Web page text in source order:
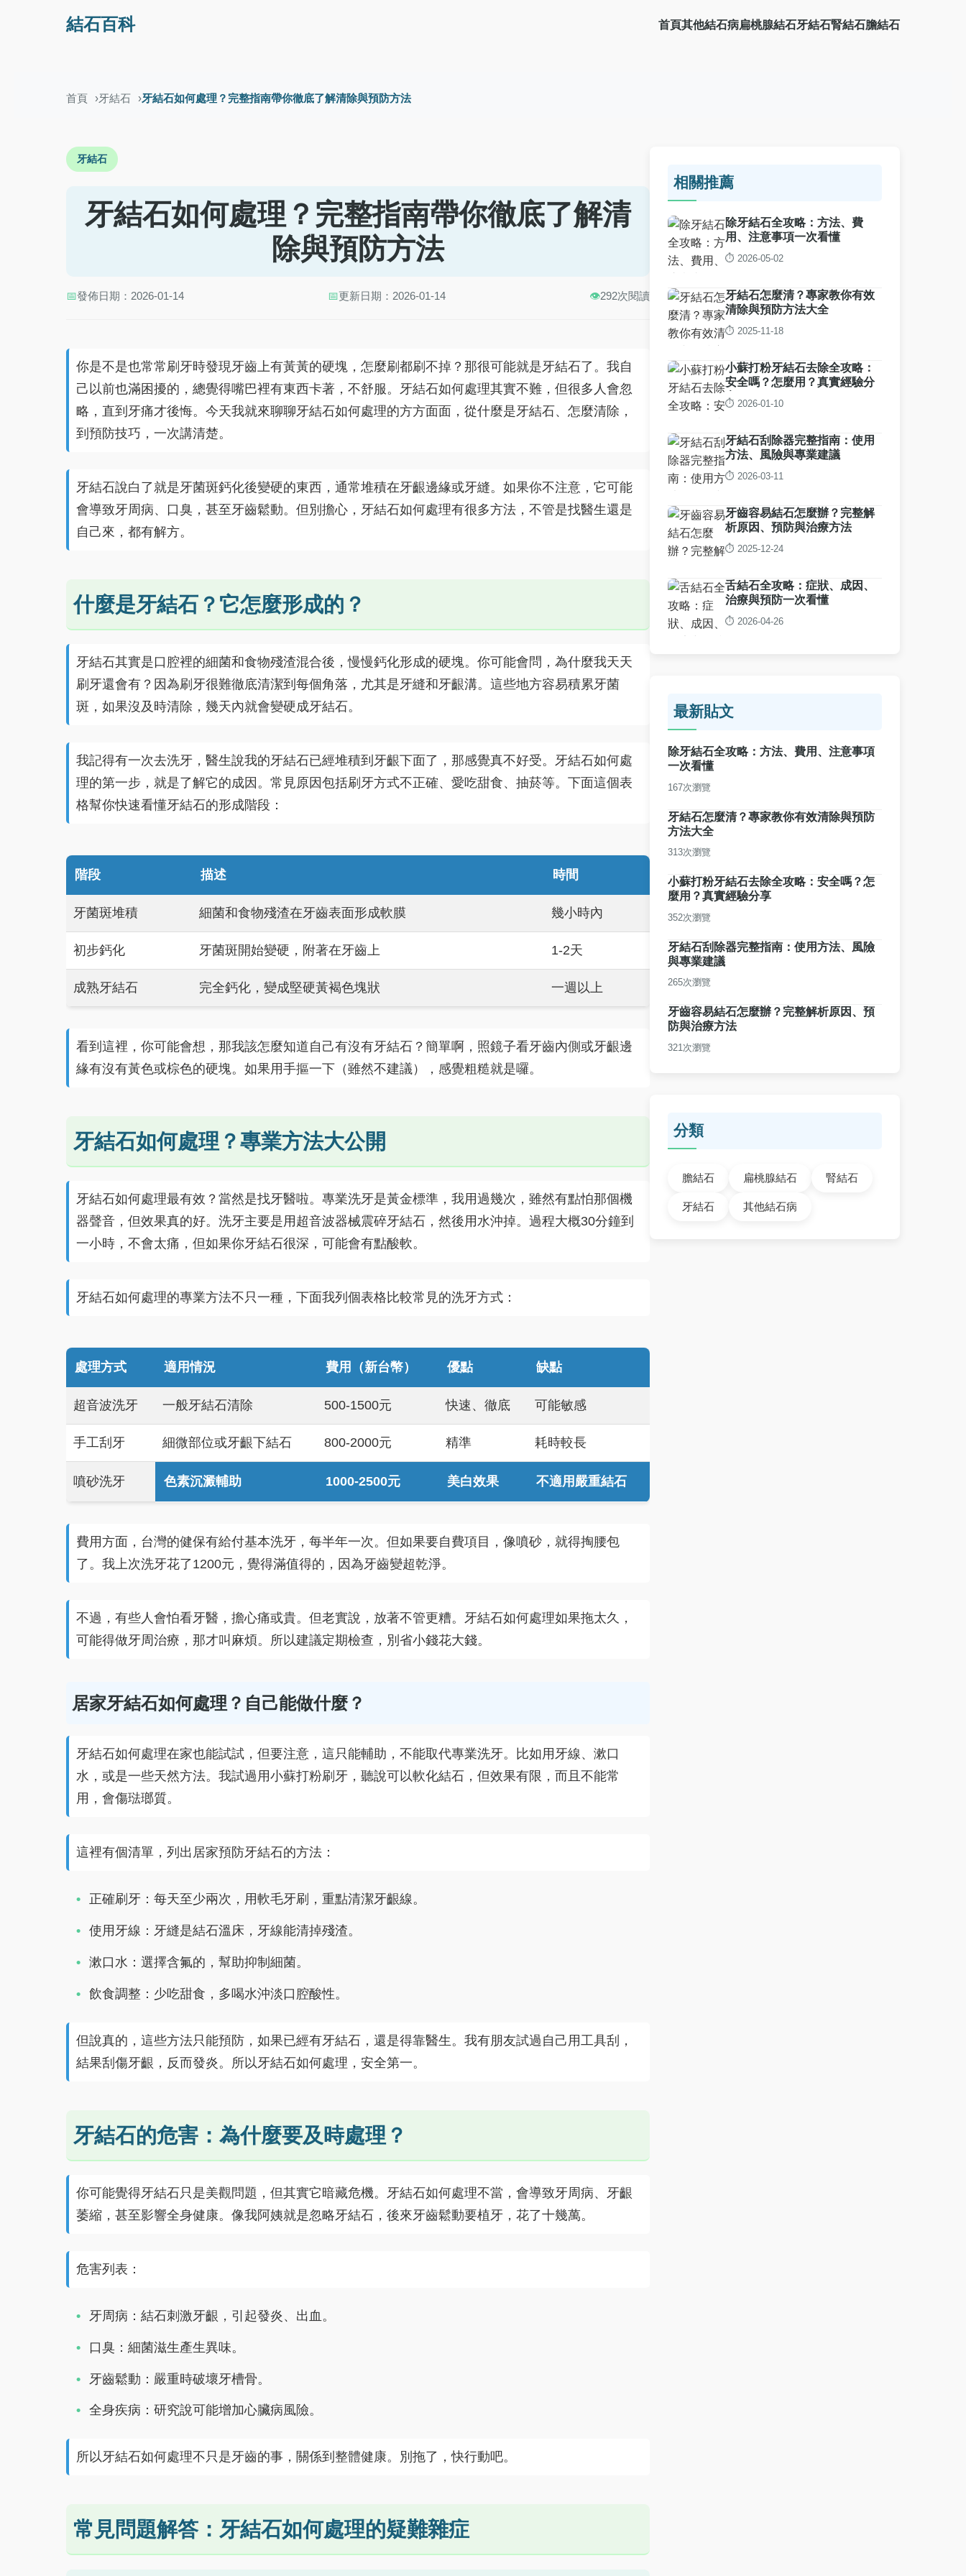
結石百科 首頁其他結石病扁桃腺結石牙結石腎結石膽結石
首頁 牙結石 牙結石如何處理？完整指南帶你徹底了解清除與預防方法
牙結石
牙結石如何處理？完整指南帶你徹底了解清
除與預防方法
📅發佈日期：2026-01-14 📅更新日期：2026-01-14 👁️292次閱讀
你是不是也常常刷牙時發現牙齒上有黃黃的硬塊，怎麼刷都刷不掉？那很可能就是牙結石了。我自
己以前也滿困擾的，總覺得嘴巴裡有東西卡著，不舒服。牙結石如何處理其實不難，但很多人會忽
略，直到牙痛才後悔。今天我就來聊聊牙結石如何處理的方方面面，從什麼是牙結石、怎麼清除，
到預防技巧，一次講清楚。
牙結石說白了就是牙菌斑鈣化後變硬的東西，通常堆積在牙齦邊緣或牙縫。如果你不注意，它可能
會導致牙周病、口臭，甚至牙齒鬆動。但別擔心，牙結石如何處理有很多方法，不管是找醫生還是
自己來，都有解方。
什麼是牙結石？它怎麼形成的？
牙結石其實是口腔裡的細菌和食物殘渣混合後，慢慢鈣化形成的硬塊。你可能會問，為什麼我天天
刷牙還會有？因為刷牙很難徹底清潔到每個角落，尤其是牙縫和牙齦溝。這些地方容易積累牙菌
斑，如果沒及時清除，幾天內就會變硬成牙結石。
我記得有一次去洗牙，醫生說我的牙結石已經堆積到牙齦下面了，那感覺真不好受。牙結石如何處
理的第一步，就是了解它的成因。常見原因包括刷牙方式不正確、愛吃甜食、抽菸等。下面這個表
格幫你快速看懂牙結石的形成階段：
階段 描述 時間
牙菌斑堆積 細菌和食物殘渣在牙齒表面形成軟膜 幾小時內
初步鈣化 牙菌斑開始變硬，附著在牙齒上 1-2天
成熟牙結石 完全鈣化，變成堅硬黃褐色塊狀 一週以上
看到這裡，你可能會想，那我該怎麼知道自己有沒有牙結石？簡單啊，照鏡子看牙齒內側或牙齦邊
緣有沒有黃色或棕色的硬塊。如果用手摳一下（雖然不建議），感覺粗糙就是囉。
牙結石如何處理？專業方法大公開
牙結石如何處理最有效？當然是找牙醫啦。專業洗牙是黃金標準，我用過幾次，雖然有點怕那個機
器聲音，但效果真的好。洗牙主要是用超音波器械震碎牙結石，然後用水沖掉。過程大概30分鐘到
一小時，不會太痛，但如果你牙結石很深，可能會有點酸軟。
牙結石如何處理的專業方法不只一種，下面我列個表格比較常見的洗牙方式：
處理方式 適用情況 費用（新台幣） 優點 缺點
超音波洗牙 一般牙結石清除 500-1500元 快速、徹底 可能敏感
手工刮牙 細微部位或牙齦下結石 800-2000元 精準 耗時較長
噴砂洗牙 色素沉澱輔助 1000-2500元 美白效果 不適用嚴重結石
費用方面，台灣的健保有給付基本洗牙，每半年一次。但如果要自費項目，像噴砂，就得掏腰包
了。我上次洗牙花了1200元，覺得滿值得的，因為牙齒變超乾淨。
不過，有些人會怕看牙醫，擔心痛或貴。但老實說，放著不管更糟。牙結石如何處理如果拖太久，
可能得做牙周治療，那才叫麻煩。所以建議定期檢查，別省小錢花大錢。
居家牙結石如何處理？自己能做什麼？
牙結石如何處理在家也能試試，但要注意，這只能輔助，不能取代專業洗牙。比如用牙線、漱口
水，或是一些天然方法。我試過用小蘇打粉刷牙，聽說可以軟化結石，但效果有限，而且不能常
用，會傷琺瑯質。
這裡有個清單，列出居家預防牙結石的方法：
正確刷牙：每天至少兩次，用軟毛牙刷，重點清潔牙齦線。
使用牙線：牙縫是結石溫床，牙線能清掉殘渣。
漱口水：選擇含氟的，幫助抑制細菌。
飲食調整：少吃甜食，多喝水沖淡口腔酸性。
但說真的，這些方法只能預防，如果已經有牙結石，還是得靠醫生。我有朋友試過自己用工具刮，
結果刮傷牙齦，反而發炎。所以牙結石如何處理，安全第一。
牙結石的危害：為什麼要及時處理？
你可能覺得牙結石只是美觀問題，但其實它暗藏危機。牙結石如何處理不當，會導致牙周病、牙齦
萎縮，甚至影響全身健康。像我阿姨就是忽略牙結石，後來牙齒鬆動要植牙，花了十幾萬。
危害列表：
牙周病：結石刺激牙齦，引起發炎、出血。
口臭：細菌滋生產生異味。
牙齒鬆動：嚴重時破壞牙槽骨。
全身疾病：研究說可能增加心臟病風險。
所以牙結石如何處理不只是牙齒的事，關係到整體健康。別拖了，快行動吧。
常見問題解答：牙結石如何處理的疑難雜症
相關推薦
除牙結石全攻略：方法、費
用、注意事項一次看懂
⏱️ 2026-05-02
牙結石怎麼清？專家教你有效
清除與預防方法大全
⏱️ 2025-11-18
小蘇打粉牙結石去除全攻略：
安全嗎？怎麼用？真實經驗分
享
⏱️ 2026-01-10
牙結石刮除器完整指南：使用
方法、風險與專業建議
⏱️ 2026-03-11
牙齒容易結石怎麼辦？完整解
析原因、預防與治療方法
⏱️ 2025-12-24
舌結石全攻略：症狀、成因、
治療與預防一次看懂
⏱️ 2026-04-26
最新貼文
除牙結石全攻略：方法、費用、注意事項
一次看懂
167次瀏覽
牙結石怎麼清？專家教你有效清除與預防
方法大全
313次瀏覽
小蘇打粉牙結石去除全攻略：安全嗎？怎
麼用？真實經驗分享
352次瀏覽
牙結石刮除器完整指南：使用方法、風險
與專業建議
265次瀏覽
牙齒容易結石怎麼辦？完整解析原因、預
防與治療方法
321次瀏覽
分類
膽結石 扁桃腺結石 腎結石
牙結石 其他結石病